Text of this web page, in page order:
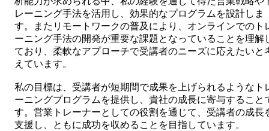
レーニング手法を活用し、効果的なプログラムを設計しま
す。またリモートワークの普及により、オンラインでのト
ーニング手法の開発が重要な課題となっていることを理解
ており、柔軟なアプローチで受講者のニーズに応えたいと
えています。
私の目標は、受講者が短期間で成果を上げられるようなト
ーニングプログラムを提供し、貴社の成長に寄与すること
す。営業トレーナーとしての役割を通じて、受講者の成長
支援し、ともに成功を収めることを目指しています。